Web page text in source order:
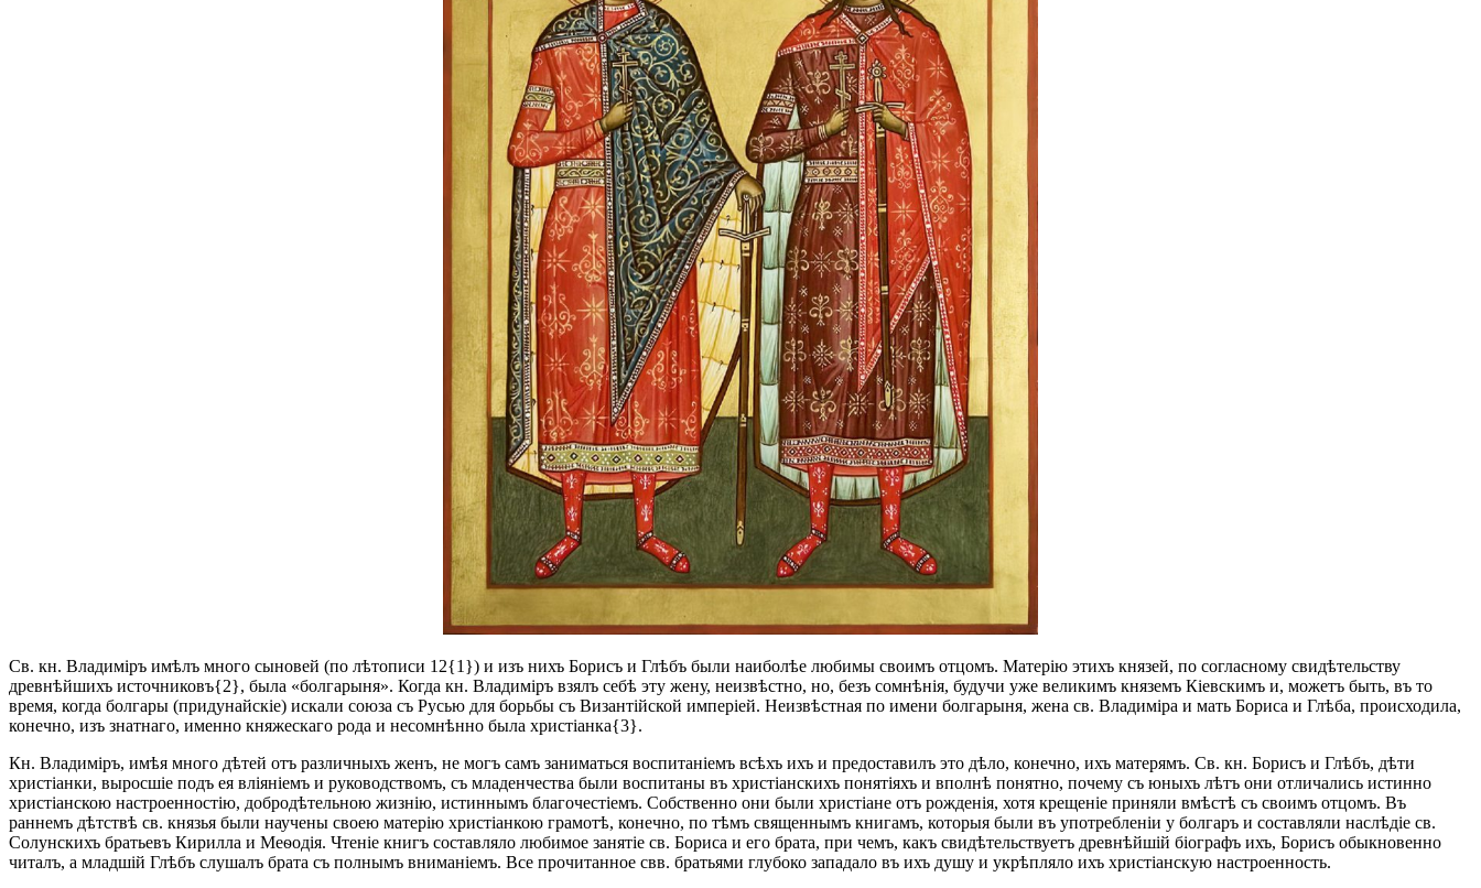
Св. кн. Владиміръ имѣлъ много сыновей (по лѣтописи 12{1}) и изъ нихъ Борисъ и Глѣбъ были наиболѣе любимы своимъ отцомъ. Матерію этихъ князей, по согласному свидѣтельству
древнѣйшихъ источниковъ{2}, была «болгарыня». Когда кн. Владиміръ взялъ себѣ эту жену, неизвѣстно, но, безъ сомнѣнія, будучи уже великимъ княземъ Кіевскимъ и, можетъ быть, въ то
время, когда болгары (придунайскіе) искали союза съ Русью для борьбы съ Византійской имперіей. Неизвѣстная по имени болгарыня, жена св. Владиміра и мать Бориса и Глѣба, происходила,
конечно, изъ знатнаго, именно княжескаго рода и несомнѣнно была христіанка{3}.
Кн. Владиміръ, имѣя много дѣтей отъ различныхъ женъ, не могъ самъ заниматься воспитаніемъ всѣхъ ихъ и предоставилъ это дѣло, конечно, ихъ матерямъ. Св. кн. Борисъ и Глѣбъ, дѣти
христіанки, выросшіе подъ ея вліяніемъ и руководствомъ, съ младенчества были воспитаны въ христіанскихъ понятіяхъ и вполнѣ понятно, почему съ юныхъ лѣтъ они отличались истинно
христіанскою настроенностію, добродѣтельною жизнію, истиннымъ благочестіемъ. Собственно они были христіане отъ рожденія, хотя крещеніе приняли вмѣстѣ съ своимъ отцомъ. Въ
раннемъ дѣтствѣ св. князья были научены своею матерію христіанкою грамотѣ, конечно, по тѣмъ священнымъ книгамъ, которыя были въ употребленіи у болгаръ и составляли наслѣдіе св.
Солунскихъ братьевъ Кирилла и Меѳодія. Чтеніе книгъ составляло любимое занятіе св. Бориса и его брата, при чемъ, какъ свидѣтельствуетъ древнѣйшій біографъ ихъ, Борисъ обыкновенно
читалъ, а младшій Глѣбъ слушалъ брата съ полнымъ вниманіемъ. Все прочитанное свв. братьями глубоко западало въ ихъ душу и укрѣпляло ихъ христіанскую настроенность.